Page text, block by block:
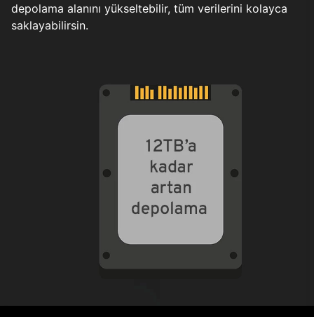
depolama alanını yükseltebilir, tüm verilerini kolayca
saklayabilirsin.